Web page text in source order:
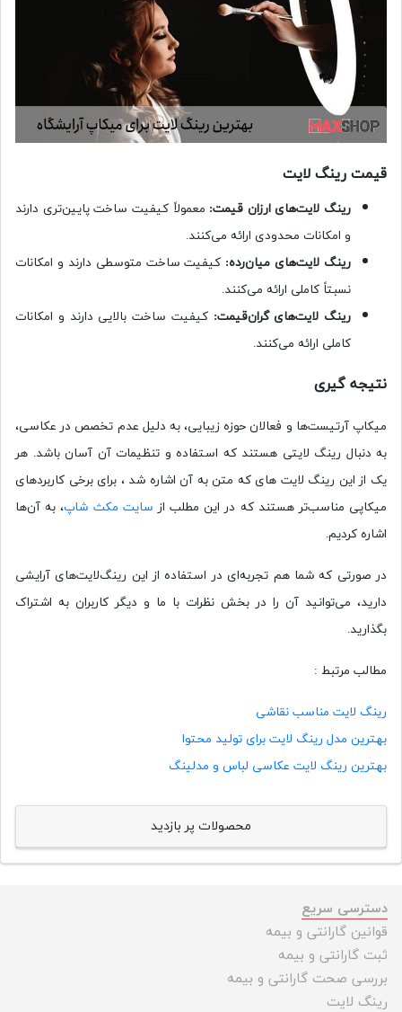
قیمت رینگ لایت
رینگ لایت‌های ارزان قیمت: معمولاً ‌کیفیت ساخت پایین‌تری دارند
و امکانات محدودی ارائه می‌کنند.
رینگ لایت‌های میان‌رده: ‌کیفیت ساخت ‌متوسطی دارند و امکانات
نسبتاً ‌کاملی ارائه می‌کنند.
رینگ لایت‌های گران‌قیمت: ‌کیفیت ساخت بالایی دارند و امکانات
‌کاملی ارائه می‌کنند.
نتیجه گیری
میکاپ آرتیست‌ها و فعالان حوزه زیبایی، به دلیل عدم تخصص در عکاسی،
به دنبال رینگ لایتی هستند که استفاده و تنظیمات آن آسان باشد. هر
یک از این رینگ لایت های که متن به آن اشاره شد ، برای برخی کاربردهای
میکاپی مناسب‌تر هستند که در این مطلب از سایت مکث شاپ، به آن‌ها
اشاره کردیم.
در صورتی که شما هم تجربه‌ای در استفاده از این رینگ‌لایت‌های آرایشی
دارید، می‌توانید آن را در بخش نظرات با ما و دیگر کاربران به اشتراک
بگذارید.
مطالب مرتبط :
رینگ لایت مناسب نقاشی
بهترین مدل رینگ لایت برای تولید محتوا
بهترین رینگ لایت عکاسی لباس و مدلینگ
محصولات پر بازدید
دسترسی سریع
قوانین گارانتی و بیمه
ثبت گارانتی و بیمه
بررسی صحت گارانتی و بیمه
رینگ لایت